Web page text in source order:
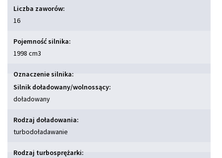
Liczba zaworów:
16
Pojemność silnika:
1998 cm3
Oznaczenie silnika:
Silnik doładowany/wolnossący:
doładowany
Rodzaj doładowania:
turbodoładawanie
Rodzaj turbosprężarki: